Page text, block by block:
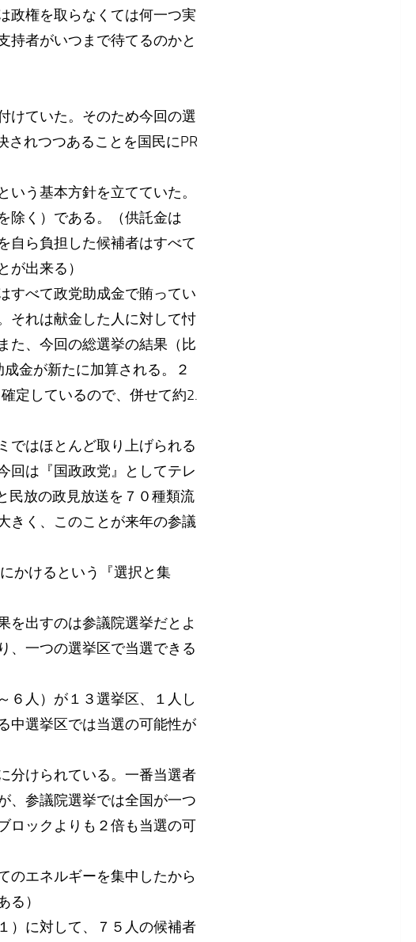
政権を取らなくては何一つ実
持者がいつまで待てるのかと
けていた。そのため今回の選
されつつあることを国民にPR
う基本方針を立てていた。
除く）である。（供託金は
自ら負担した候補者はすべて
出来る）
べて政党助成金で賄ってい
それは献金した人に対して忖
た、今回の総選挙の結果（比
金が新たに加算される。２
定しているので、併せて約2.
ではほとんど取り上げられる
回は『国政政党』としてテレ
民放の政見放送を７０種類流
きく、このことが来年の参議
かけるという『選択と集
を出すのは参議院選挙だとよ
、一つの選挙区で当選できる
６人）が１３選挙区、１人し
中選挙区では当選の可能性が
分けられている。一番当選者
、参議院選挙では全国が一つ
ロックよりも２倍も当選の可
のエネルギーを集中したから
）
）に対して、７５人の候補者